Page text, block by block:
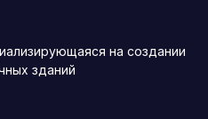
на создании
зданий